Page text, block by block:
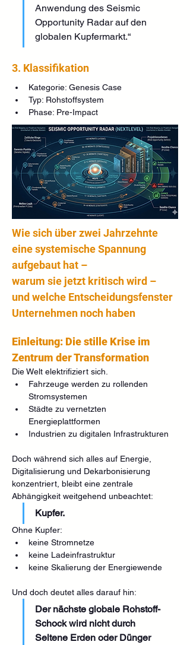
Anwendung des Seismic
Opportunity Radar auf den
globalen Kupfermarkt.“
3. Klassifikation
Kategorie: Genesis Case
Typ: Rohstoffsystem
Phase: Pre-Impact
Wie sich über zwei Jahrzehnte
eine systemische Spannung
aufgebaut hat –
warum sie jetzt kritisch wird –
und welche Entscheidungsfenster
Unternehmen noch haben
Einleitung: Die stille Krise im
Zentrum der Transformation
Die Welt elektrifiziert sich.
Fahrzeuge werden zu rollenden
Stromsystemen
Städte zu vernetzten
Energieplattformen
Industrien zu digitalen Infrastrukturen
Doch während sich alles auf Energie,
Digitalisierung und Dekarbonisierung
konzentriert, bleibt eine zentrale
Abhängigkeit weitgehend unbeachtet:
Kupfer.
Ohne Kupfer:
keine Stromnetze
keine Ladeinfrastruktur
keine Skalierung der Energiewende
Und doch deutet alles darauf hin:
Der nächste globale Rohstoff-
Schock wird nicht durch
Seltene Erden oder Dünger